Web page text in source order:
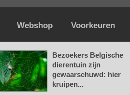
Webshop Voorkeuren
Bezoekers Belgische
dierentuin zijn
gewaarschuwd: hier
kruipen...